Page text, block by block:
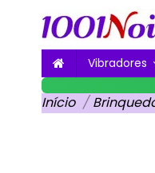
Vibradores
Início